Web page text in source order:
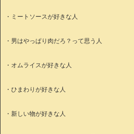
・ミートソースが好きな人
・男はやっぱり肉だろ？って思う人
・オムライスが好きな人
・ひまわりが好きな人
・新しい物が好きな人